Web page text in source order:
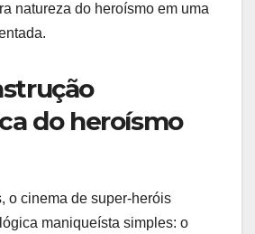
natureza do heroísmo em uma
do heroísmo
o cinema de super-heróis
maniqueísta simples: o